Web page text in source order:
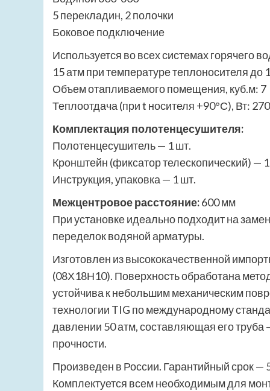
5 перекладин, 2 полочки
Боковое подключение
Используется во всех системах горячего
15 атм при температуре теплоносителя до
Объем отапливаемого помещения, куб.м: 7
Теплоотдача (при t носителя +90°С), Вт: 270
Комплектация полотенцесушителя:
Полотенцесушитель — 1 шт.
Кронштейн (фиксатор телескопический) —
Инструкция, упаковка — 1 шт.
Межцентровое расстояние:600 мм
При установке идеально подходит на
переделок водяной арматуры.
Изготовлен из высококачественной
(08Х18Н10). Поверхность обработана
устойчива к небольшим механическим
технологии TIG по международному
давлении 50 атм, составляющая его труба
прочности.
Произведен в России. Гарантийный срок —
Комплектуется всем необходимым для